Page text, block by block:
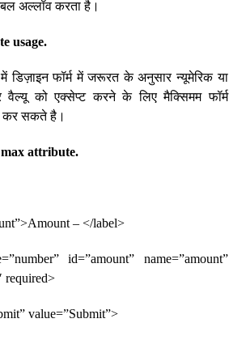
अल्लॉव करता है।
usage.
डिज़ाइन फॉर्म में जरूरत के अनुसार न्यूमेरिक या
वैल्यू को एक्सेप्ट करने के लिए मैक्सिमम फॉर्म
कर सकते है।
attribute.
– </label>
id=”amount” name=”amount”
required>
value=”Submit”>